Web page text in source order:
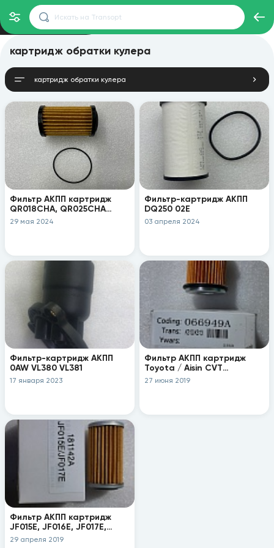
картридж обратки кулера
картридж обратки кулера
Фильтр АКПП картридж
QR018CHA, QR025CHA
QR025CHC
29 мая 2024
Фильтр-картридж АКПП
DQ250 02E
03 апреля 2024
Фильтр-картридж АКПП
0AW VL380 VL381
17 января 2023
Фильтр АКПП картридж
Toyota / Aisin CVT
K310/K311/K312/K313
27 июня 2019
Фильтр АКПП картридж
JF015E, JF016E, JF017E,
JF018E, JF019E, QR018CHA,
29 апреля 2019